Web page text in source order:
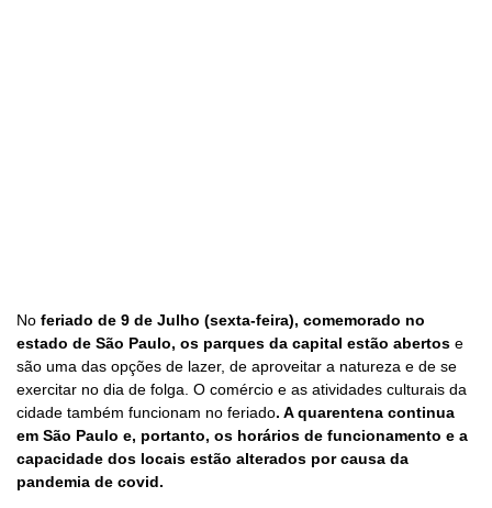
No feriado de 9 de Julho (sexta-feira), comemorado no
estado de São Paulo, os parques da capital estão abertos e
são uma das opções de lazer, de aproveitar a natureza e de se
exercitar no dia de folga. O comércio e as atividades culturais da
cidade também funcionam no feriado. A quarentena continua
em São Paulo e, portanto, os horários de funcionamento e a
capacidade dos locais estão alterados por causa da
pandemia de covid.